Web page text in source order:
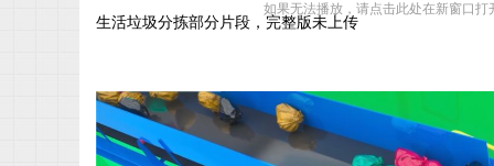
如果无法播放，请点击此处在新窗口打
生活垃圾分拣部分片段，完整版未上传